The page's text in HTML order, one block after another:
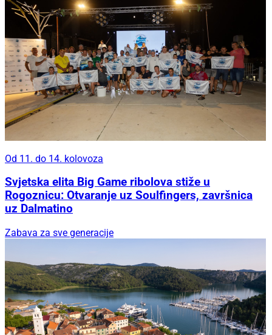
Od 11. do 14. kolovoza
Svjetska elita Big Game ribolova stiže u
Rogoznicu: Otvaranje uz Soulfingers, završnica
uz Dalmatino
Zabava za sve generacije